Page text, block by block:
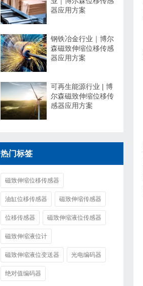
器应用方案
钢铁冶金行业｜博尔
森磁致伸缩位移传感
器应用方案
可再生能源行业 | 博
尔森磁致伸缩位移传
感器应用方案
热门标签
磁致伸缩位移传感器
油缸位移传感器 磁致伸缩传感器
位移传感器 磁致伸缩液位传感器
磁致伸缩液位计
磁致伸缩液位变送器 光电编码器
绝对值编码器